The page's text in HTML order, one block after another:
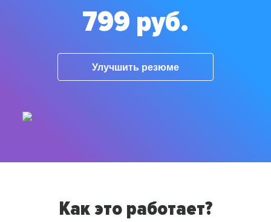
799 руб.
Улучшить резюме
Как это работает?